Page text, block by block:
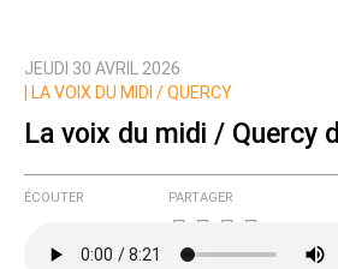
JEUDI 30 AVRIL 2026
LA VOIX DU MIDI / QUERCY
La voix du midi / Quercy
ÉCOUTER PARTAGER